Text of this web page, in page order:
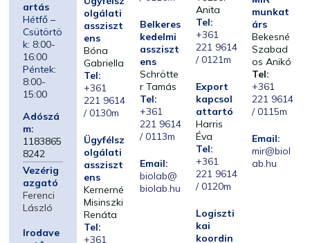
artás
Hétfő –
Csütörtö
k: 8:00-
16:00
Péntek:
8:00-
15:00
Adószá
m:
1183865
8242
Vezérig
azgató
Ferenci
László
Irodave
olgálati
assziszt
ens
Bóna
Gabriella
Tel:
+361
221 9614
/ 0130m
Ügyfélsz
olgálati
assziszt
ens
Kernerné
Misinszki
Renáta
Tel:
+361
Belkeres
kedelmi
assziszt
ens
Schrötte
r Tamás
Tel:
+361
221 9614
/ 0113m
Email:
biolab@
biolab.hu
Anita
Tel:
+361
221 9614
/ 0121m
Export
kapcsol
attartó
Harris
Éva
Tel:
+361
221 9614
/ 0120m
Logiszti
kai
koordin
munkat
árs
Bekesné
Szabad
os Anikó
Tel:
+361
221 9614
/ 0115m
Email:
mir@biol
ab.hu